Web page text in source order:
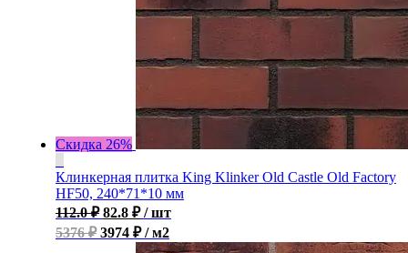
Скидка 26%
Клинкерная плитка King Klinker Old Castle Old Factory
HF50, 240*71*10 мм
112.0₽ 82.8 ₽ / шт
5376 ₽3974 ₽ / м2